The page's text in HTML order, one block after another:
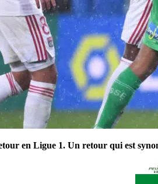
en Ligue 1. Un retour qui est